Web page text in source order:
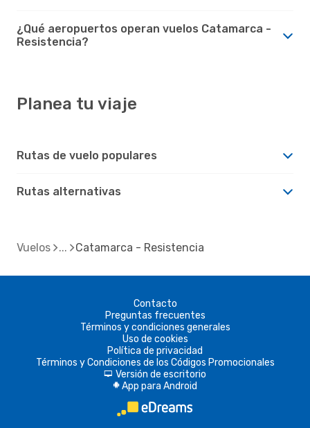
¿Qué aeropuertos operan vuelos Catamarca -
Resistencia?
Planea tu viaje
Rutas de vuelo populares
Rutas alternativas
Vuelos Catamarca - Resistencia
Contacto
Preguntas frecuentes
Términos y condiciones generales
Uso de cookies
Política de privacidad
Términos y Condiciones de los Códigos Promocionales
d Versión de escritorio
A App para Android